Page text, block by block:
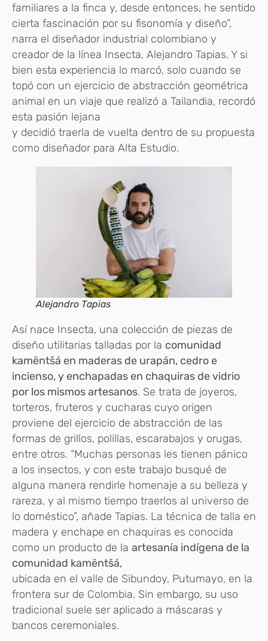
familiares a la finca y, desde entonces, he sentido
cierta fascinación por su fisonomía y diseño”,
narra el diseñador industrial colombiano y
creador de la línea Insecta, Alejandro Tapias. Y si
bien esta experiencia lo marcó, solo cuando se
topó con un ejercicio de abstracción geométrica
animal en un viaje que realizó a Tailandia, recordó
esta pasión lejana
y decidió traerla de vuelta dentro de su propuesta
como diseñador para Alta Estudio.
Alejandro Tapias
Así nace Insecta, una colección de piezas de
diseño utilitarias talladas por la comunidad
kamëntšá en maderas de urapán, cedro e
incienso, y enchapadas en chaquiras de vidrio
por los mismos artesanos. Se trata de joyeros,
torteros, fruteros y cucharas cuyo origen
proviene del ejercicio de abstracción de las
formas de grillos, polillas, escarabajos y orugas,
entre otros. “Muchas personas les tienen pánico
a los insectos, y con este trabajo busqué de
alguna manera rendirle homenaje a su belleza y
rareza, y al mismo tiempo traerlos al universo de
lo doméstico”, añade Tapias. La técnica de talla en
madera y enchape en chaquiras es conocida
como un producto de la artesanía indígena de la
comunidad kamëntšá,
ubicada en el valle de Sibundoy, Putumayo, en la
frontera sur de Colombia. Sin embargo, su uso
tradicional suele ser aplicado a máscaras y
bancos ceremoniales.